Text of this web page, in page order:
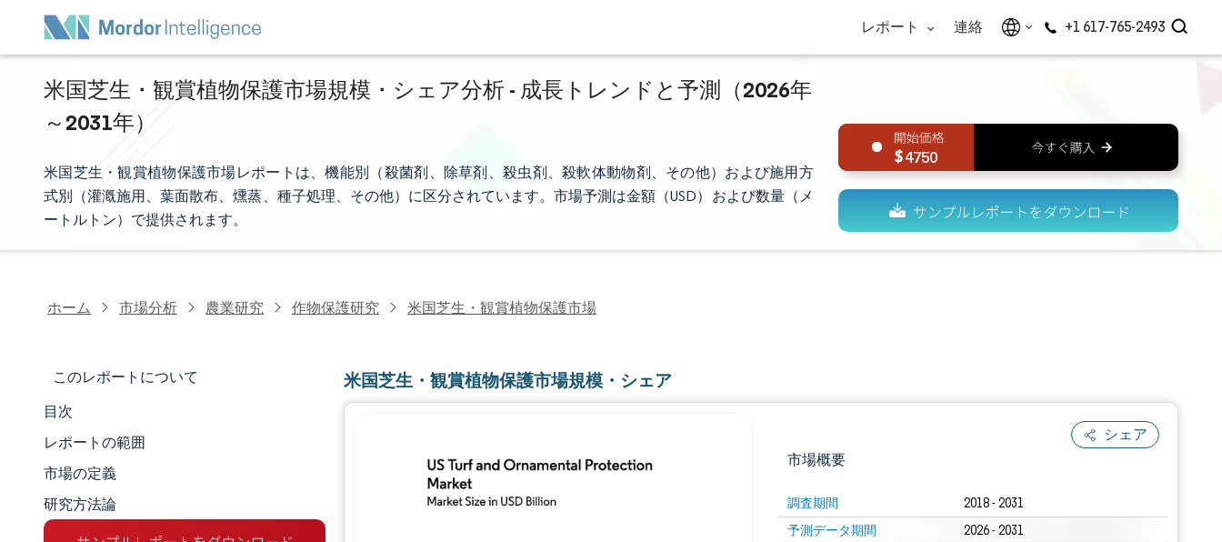
レポート 連絡 +1 617-765-2493
米国芝生・観賞植物保護市場規模・シェア分析 - 成長トレンドと予測（2026年
～2031年）
米国芝生・観賞植物保護市場レポートは、機能別（殺菌剤、除草剤、殺虫剤、殺軟体動物剤、その他）および施用方
式別（灌漑施用、葉面散布、燻蒸、種子処理、その他）に区分されています。市場予測は金額（USD）および数量（メ
ートルトン）で提供されます。
4750
ホーム 市場分析 農業研究 作物保護研究 米国芝生・観賞植物保護市場
このレポートについて
市場規模とシェア
市場分析
トレンドとインサイト
目次
レポートの範囲
市場の定義
研究方法論
米国芝生・観賞植物保護市場規模・シェア
シェア
市場概要
調査期間 2018 - 2031
予測データ期間 2026 - 2031